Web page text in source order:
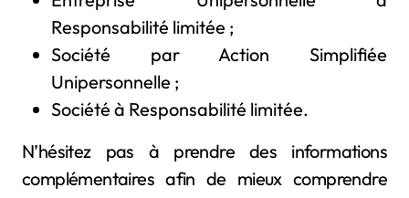
Responsabilité limitée ;
Société par Action Simplifiée
Unipersonnelle ;
Société à Responsabilité limitée.
N’hésitez pas à prendre des informations
complémentaires afin de mieux comprendre